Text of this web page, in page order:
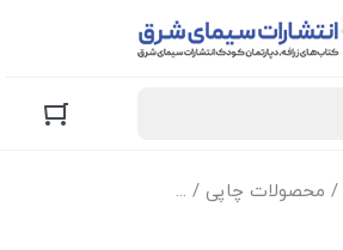
/ محصولات چاپی / کتاب‌های زرافه (کودک